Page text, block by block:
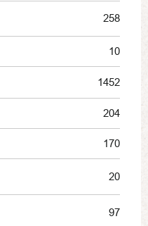
258
10
1452
204
170
20
97